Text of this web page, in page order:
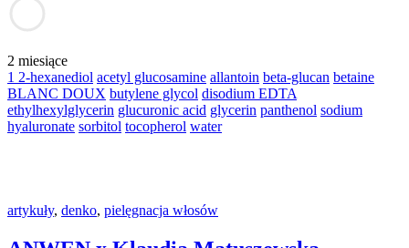
2 miesiące
1 2-hexanediol acetyl glucosamine allantoin beta-glucan betaine
BLANC DOUX butylene glycol disodium EDTA
ethylhexylglycerin glucuronic acid glycerin panthenol sodium
hyaluronate sorbitol tocopherol water
artykuły, denko, pielęgnacja włosów